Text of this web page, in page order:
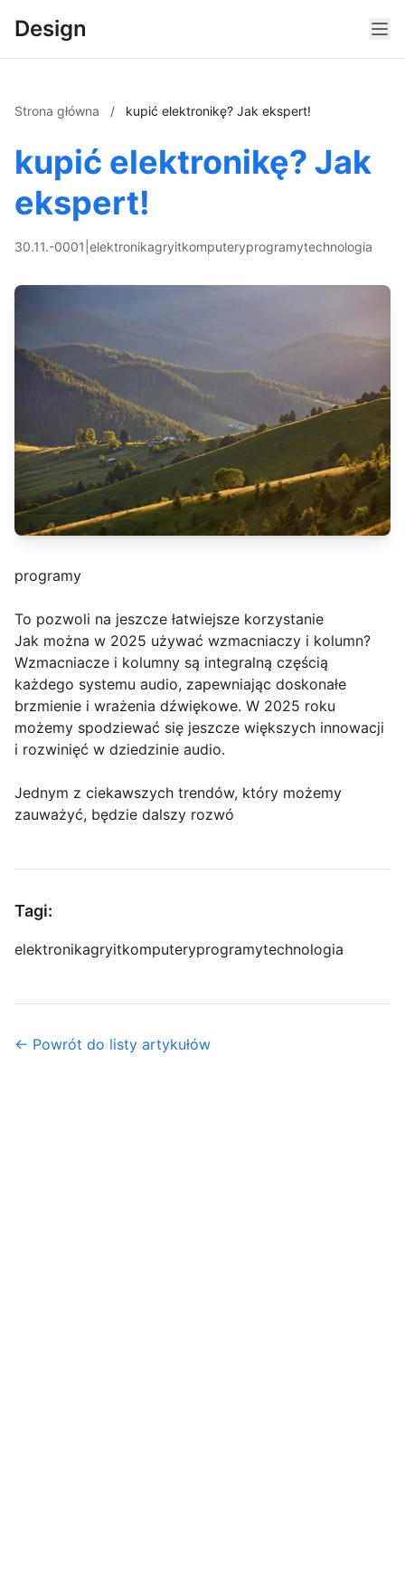
Design
Strona główna / kupić elektronikę? Jak ekspert!
kupić elektronikę? Jak
ekspert!
30.11.-0001 elektronikagryitkomputeryprogramytechnologia
programy
To pozwoli na jeszcze łatwiejsze korzystanie
Jak można w 2025 używać wzmacniaczy i kolumn?
Wzmacniacze i kolumny są integralną częścią
każdego systemu audio, zapewniając doskonałe
brzmienie i wrażenia dźwiękowe. W 2025 roku
możemy spodziewać się jeszcze większych innowacji
i rozwinięć w dziedzinie audio.
Jednym z ciekawszych trendów, który możemy
zauważyć, będzie dalszy rozwó
Tagi:
elektronikagryitkomputeryprogramytechnologia
← Powrót do listy artykułów